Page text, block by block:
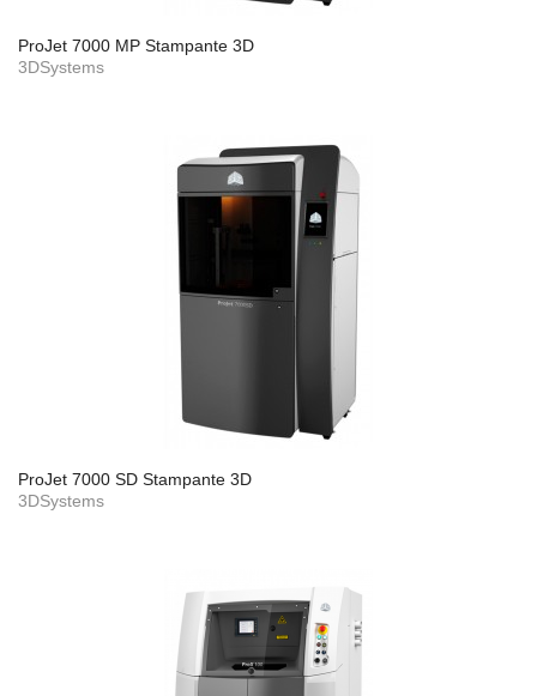
ProJet 7000 MP Stampante 3D
3DSystems
ProJet 7000 SD Stampante 3D
3DSystems